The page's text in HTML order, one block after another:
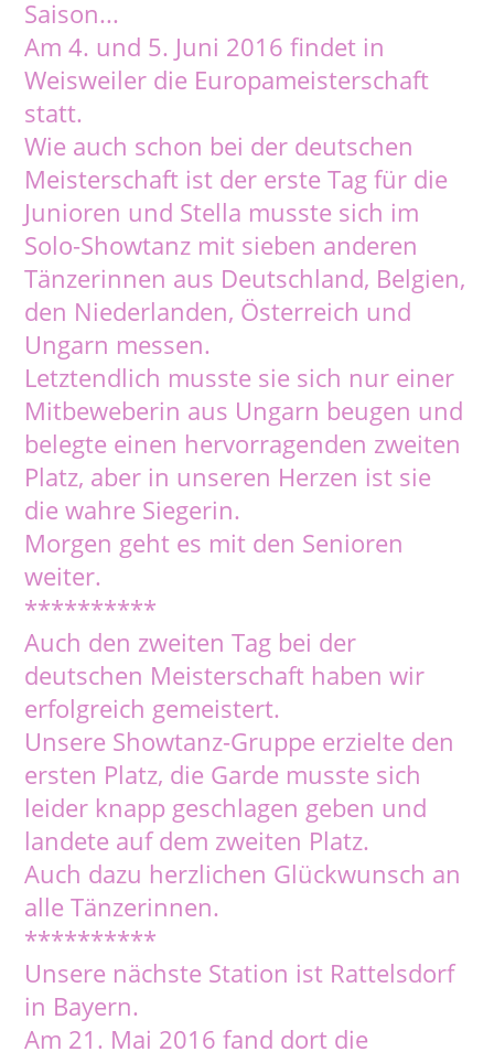
Saison...
Am 4. und 5. Juni 2016 findet in
Weisweiler die Europameisterschaft
statt.
Wie auch schon bei der deutschen
Meisterschaft ist der erste Tag für die
Junioren und Stella musste sich im
Solo-Showtanz mit sieben anderen
Tänzerinnen aus Deutschland, Belgien,
den Niederlanden, Österreich und
Ungarn messen.
Letztendlich musste sie sich nur einer
Mitbeweberin aus Ungarn beugen und
belegte einen hervorragenden zweiten
Platz, aber in unseren Herzen ist sie
die wahre Siegerin.
Morgen geht es mit den Senioren
weiter.
**********
Auch den zweiten Tag bei der
deutschen Meisterschaft haben wir
erfolgreich gemeistert.
Unsere Showtanz-Gruppe erzielte den
ersten Platz, die Garde musste sich
leider knapp geschlagen geben und
landete auf dem zweiten Platz.
Auch dazu herzlichen Glückwunsch an
alle Tänzerinnen.
**********
Unsere nächste Station ist Rattelsdorf
in Bayern.
Am 21. Mai 2016 fand dort die